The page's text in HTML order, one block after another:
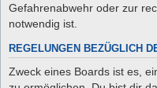
Gefahrenabwehr oder zur
notwendig ist.
REGELUNGEN BEZÜGLICH
Zweck eines Boards ist es,